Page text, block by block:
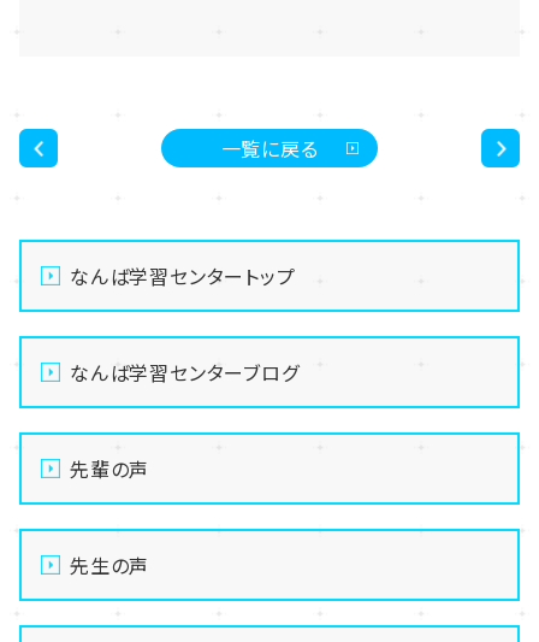
一覧に戻る
なんば学習センタートップ
なんば学習センターブログ
先輩の声
先生の声